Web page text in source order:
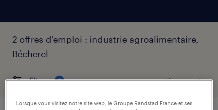
2 offres d'emploi : industrie agroalimentaire,
Bécherel
filtres 2
Lorsque vous visitez notre site web, le Groupe Randstad France et ses